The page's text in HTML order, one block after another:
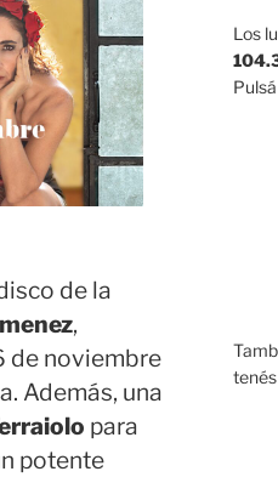
de la
,
de noviembre
Además, una
para
potente
Los
Pulsá